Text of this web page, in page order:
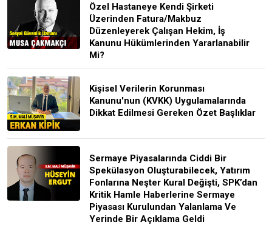
Özel Hastaneye Kendi Şirketi
Üzerinden Fatura/Makbuz
Düzenleyerek Çalışan Hekim, İş
Kanunu Hükümlerinden Yararlanabilir
Mi?
Kişisel Verilerin Korunması
Kanunu'nun (KVKK) Uygulamalarında
Dikkat Edilmesi Gereken Özet Başlıklar
Sermaye Piyasalarında Ciddi Bir
Spekülasyon Oluşturabilecek, Yatırım
Fonlarına Neşter Kural Değişti, SPK’dan
Kritik Hamle Haberlerine Sermaye
Piyasası Kurulundan Yalanlama Ve
Yerinde Bir Açıklama Geldi